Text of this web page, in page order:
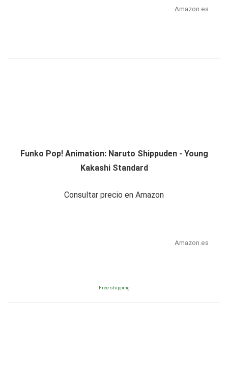
Amazon.es
Funko Pop! Animation: Naruto Shippuden - Young
Kakashi Standard
Consultar precio en Amazon
Amazon.es
Free shipping